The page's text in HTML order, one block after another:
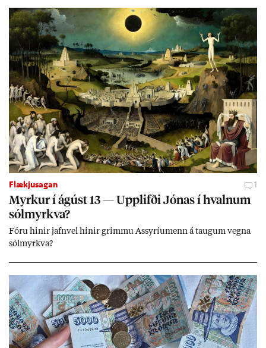
jafnt sem styrkj­um til menn­ing­ar­mála. Þá hafi katalónsk­an hlot­
ið með­byr.
Flækjusagan 1
Myrk­ur í ág­úst 13 — Upp­lifði Jón­as í hvaln­um
sól­myrkva?
Fóru hinir jafn­vel hinir grimmu Ass­yríu­menn á taug­um vegna
sól­myrkva?